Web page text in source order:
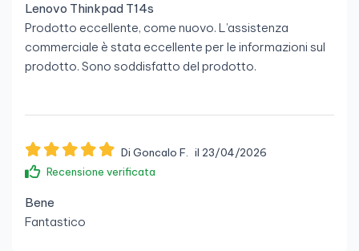
Lenovo Thinkpad T14s
Prodotto eccellente, come nuovo. L’assistenza
commerciale è stata eccellente per le informazioni sul
prodotto. Sono soddisfatto del prodotto.
Di Goncalo F.
il 23/04/2026
Recensione verificata
Bene
Fantastico